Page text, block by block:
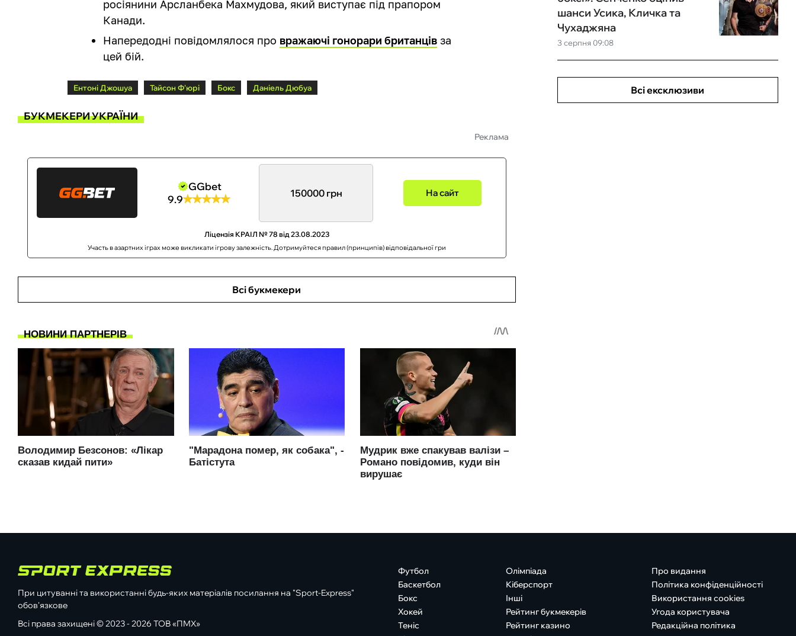
росіянини Арсланбека Махмудова, який виступає під прапором
Канади.
Напередодні повідомлялося про вражаючі гонорари британців за
цей бій.
Ентоні Джошуа Тайсон Ф'юрі Бокс Даніель Дюбуа
БУКМЕКЕРИ УКРАЇНИ
Реклама
GGbet
9.9
150000 грн На сайт
Ліцензія КРАІЛ № 78 від 23.08.2023
Участь в азартних іграх може викликати ігрову залежність. Дотримуйтеся правил (принципів) відповідальної гри
Всі букмекери
3 серпня 09:08
шанси Усика, Кличка та
Чухаджяна
Всі ексклюзиви
При цитуванні та використанні будь-яких матеріалів посилання на "Sport-Express"
обов'язкове
Всі права захищені © 2023 - 2026 ТОВ «ПМХ»
Футбол
Баскетбол
Бокс
Хокей
Теніс
Олімпіада
Кіберспорт
Інші
Рейтинг букмекерів
Рейтинг казино
Про видання
Політика конфіденційності
Використання cookies
Угода користувача
Редакційна політика